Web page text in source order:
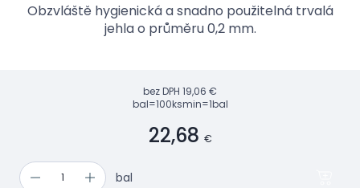
Obzvláště hygienická a snadno použitelná trvalá
jehla o průměru 0,2 mm.
bez DPH 19,06 €
bal=100ksmin=1bal
22,68 €
bal